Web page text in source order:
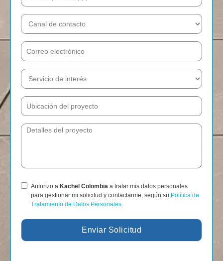
Autorizo a Kachel Colombia a tratar mis datos personales
para gestionar mi solicitud y contactarme, según su Política de
Tratamiento de Datos Personales
Enviar Solicitud